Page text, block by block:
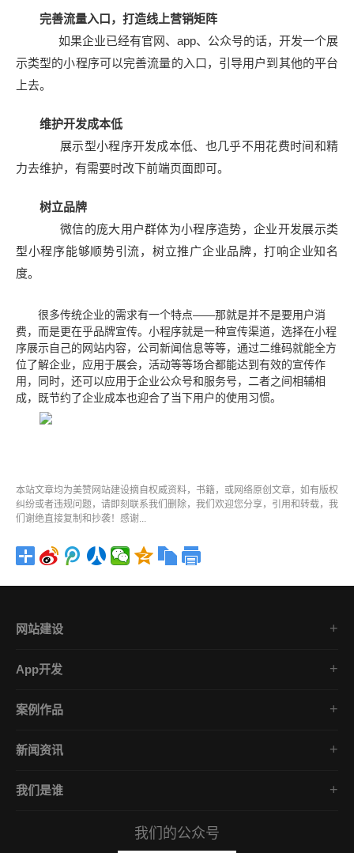
完善流量入口，打造线上营销矩阵
如果企业已经有官网、app、公众号的话，开发一个展
示类型的小程序可以完善流量的入口，引导用户到其他的平台
上去。
维护开发成本低
展示型小程序开发成本低、也几乎不用花费时间和精
力去维护，有需要时改下前端页面即可。
树立品牌
微信的庞大用户群体为小程序造势，企业开发展示类
型小程序能够顺势引流，树立推广企业品牌，打响企业知名
度。
很多传统企业的需求有一个特点——那就是并不是要用户消
费，而是更在乎品牌宣传。小程序就是一种宣传渠道，选择在小程
序展示自己的网站内容，公司新闻信息等等，通过二维码就能全方
位了解企业，应用于展会，活动等等场合都能达到有效的宣传作
用，同时，还可以应用于企业公众号和服务号，二者之间相辅相
成，既节约了企业成本也迎合了当下用户的使用习惯。
本站文章均为美赞网站建设摘自权威资料，书籍，或网络原创文章，如有版权
纠纷或者违规问题，请即刻联系我们删除，我们欢迎您分享，引用和转载，我
们谢绝直接复制和抄袭！感谢...
网站建设
集团企业官网
营销网站设计
商城网站定制
App开发
电商App开发
金融App开发
社交App开发
案例作品
直播案例展示
小程序案例精选
新闻资讯
学习课堂
我们是谁
我们的公众号